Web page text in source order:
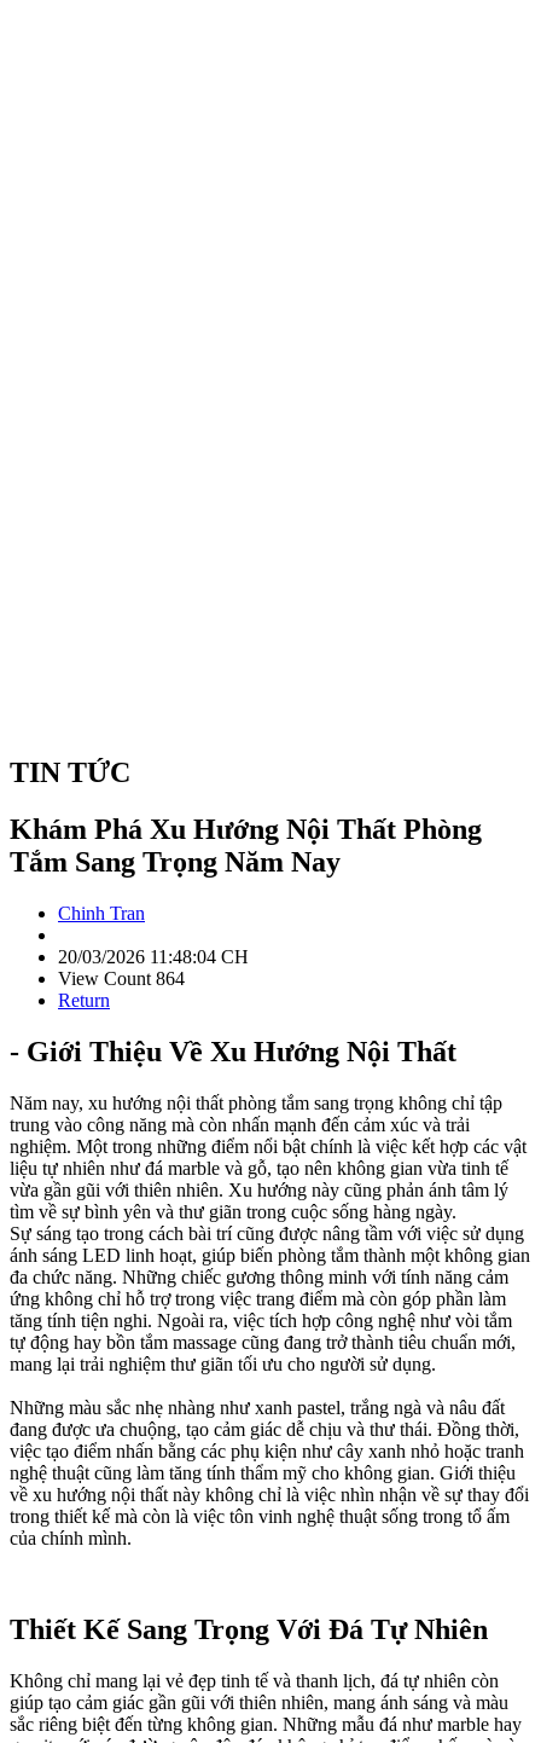
TIN TỨC
Khám Phá Xu Hướng Nội Thất Phòng
Tắm Sang Trọng Năm Nay
Chinh Tran
20/03/2026 11:48:04 CH
View Count 864
Return
- Giới Thiệu Về Xu Hướng Nội Thất
Năm nay, xu hướng nội thất phòng tắm sang trọng không chỉ tập
trung vào công năng mà còn nhấn mạnh đến cảm xúc và trải
nghiệm. Một trong những điểm nổi bật chính là việc kết hợp các vật
liệu tự nhiên như đá marble và gỗ, tạo nên không gian vừa tinh tế
vừa gần gũi với thiên nhiên. Xu hướng này cũng phản ánh tâm lý
tìm về sự bình yên và thư giãn trong cuộc sống hàng ngày.
Sự sáng tạo trong cách bài trí cũng được nâng tầm với việc sử dụng
ánh sáng LED linh hoạt, giúp biến phòng tắm thành một không gian
đa chức năng. Những chiếc gương thông minh với tính năng cảm
ứng không chỉ hỗ trợ trong việc trang điểm mà còn góp phần làm
tăng tính tiện nghi. Ngoài ra, việc tích hợp công nghệ như vòi tắm
tự động hay bồn tắm massage cũng đang trở thành tiêu chuẩn mới,
mang lại trải nghiệm thư giãn tối ưu cho người sử dụng.
Những màu sắc nhẹ nhàng như xanh pastel, trắng ngà và nâu đất
đang được ưa chuộng, tạo cảm giác dễ chịu và thư thái. Đồng thời,
việc tạo điểm nhấn bằng các phụ kiện như cây xanh nhỏ hoặc tranh
nghệ thuật cũng làm tăng tính thẩm mỹ cho không gian. Giới thiệu
về xu hướng nội thất này không chỉ là việc nhìn nhận về sự thay đổi
trong thiết kế mà còn là việc tôn vinh nghệ thuật sống trong tổ ấm
của chính mình.
Thiết Kế Sang Trọng Với Đá Tự Nhiên
Không chỉ mang lại vẻ đẹp tinh tế và thanh lịch, đá tự nhiên còn
giúp tạo cảm giác gần gũi với thiên nhiên, mang ánh sáng và màu
sắc riêng biệt đến từng không gian. Những mẫu đá như marble hay